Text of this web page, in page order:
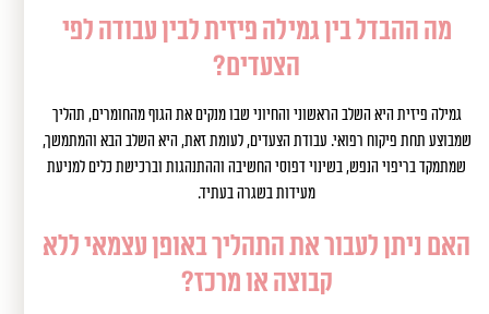
מה ההבדל בין גמילה פיזית לבין עבודה לפי
הצעדים?
גמילה פיזית היא השלב הראשוני והחיוני שבו מנקים את הגוף מהחומרים, תהליך
שמבוצע תחת פיקוח רפואי. עבודת הצעדים, לעומת זאת, היא השלב הבא והמתמשך,
שמתמקד בריפוי הנפש, בשינוי דפוסי החשיבה וההתנהגות וברכישת כלים למניעת
מעידות בשגרה בעתיד.
האם ניתן לעבור את התהליך באופן עצמאי ללא
קבוצה או מרכז?